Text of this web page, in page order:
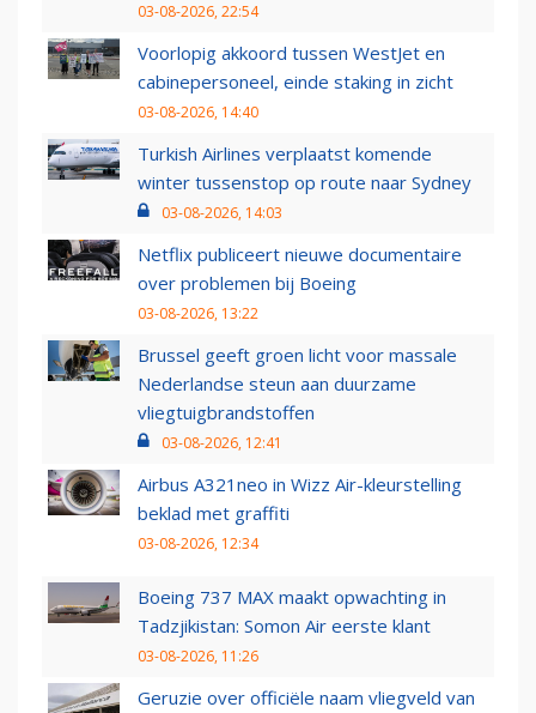
03-08-2026, 22:54
Voorlopig akkoord tussen WestJet en
cabinepersoneel, einde staking in zicht
03-08-2026, 14:40
Turkish Airlines verplaatst komende
winter tussenstop op route naar Sydney
03-08-2026, 14:03
Netflix publiceert nieuwe documentaire
over problemen bij Boeing
03-08-2026, 13:22
Brussel geeft groen licht voor massale
Nederlandse steun aan duurzame
vliegtuigbrandstoffen
03-08-2026, 12:41
Airbus A321neo in Wizz Air-kleurstelling
beklad met graffiti
03-08-2026, 12:34
Boeing 737 MAX maakt opwachting in
Tadzjikistan: Somon Air eerste klant
03-08-2026, 11:26
Geruzie over officiële naam vliegveld van